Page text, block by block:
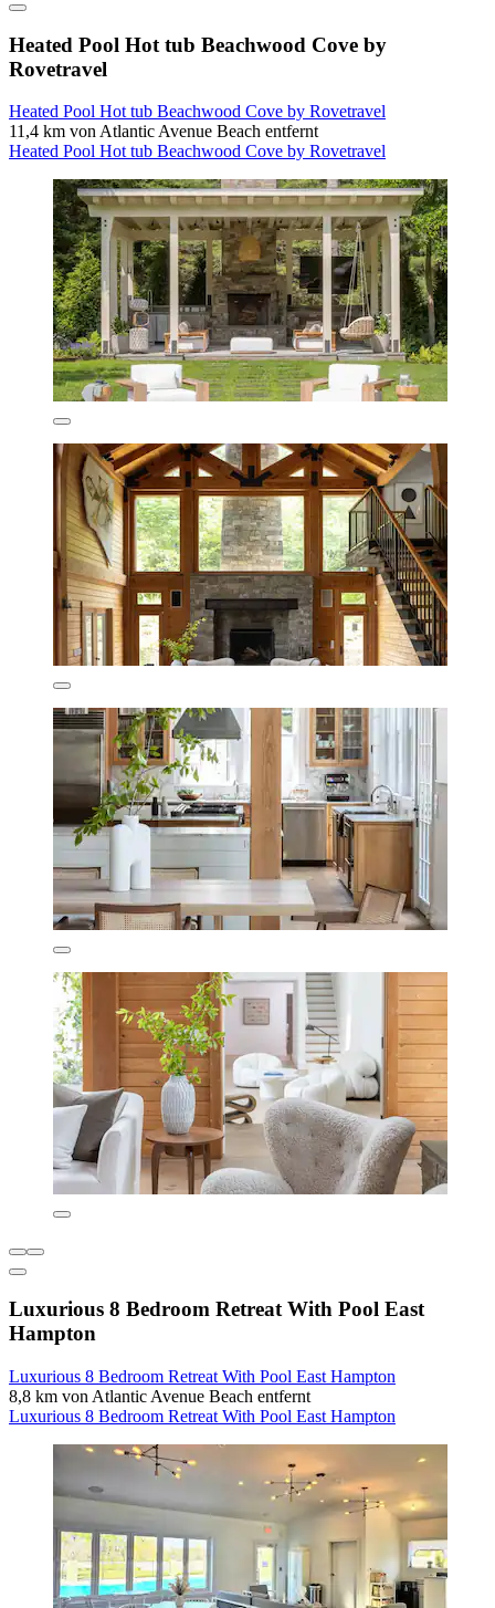
Heated Pool Hot tub Beachwood Cove by
Rovetravel
Heated Pool Hot tub Beachwood Cove by Rovetravel
11,4 km von Atlantic Avenue Beach entfernt
Heated Pool Hot tub Beachwood Cove by Rovetravel
Luxurious 8 Bedroom Retreat With Pool East
Hampton
Luxurious 8 Bedroom Retreat With Pool East Hampton
8,8 km von Atlantic Avenue Beach entfernt
Luxurious 8 Bedroom Retreat With Pool East Hampton